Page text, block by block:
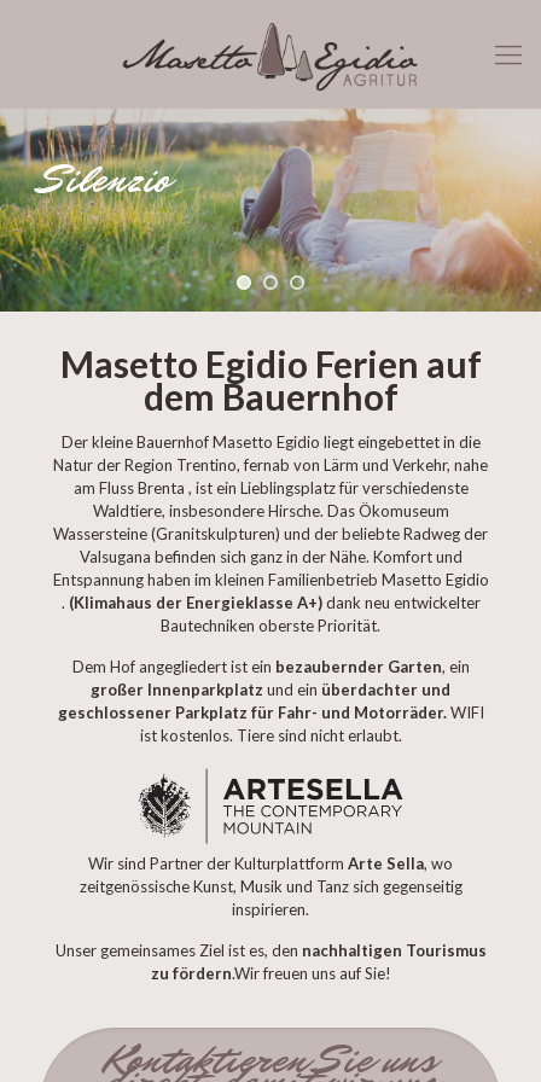
Silenzio
Masetto Egidio Ferien auf
dem Bauernhof
Der kleine Bauernhof Masetto Egidio liegt eingebettet in die
Natur der Region Trentino, fernab von Lärm und Verkehr, nahe
am Fluss Brenta , ist ein Lieblingsplatz für verschiedenste
Waldtiere, insbesondere Hirsche. Das Ökomuseum
Wassersteine (Granitskulpturen) und der beliebte Radweg der
Valsugana befinden sich ganz in der Nähe. Komfort und
Entspannung haben im kleinen Familienbetrieb Masetto Egidio
. (Klimahaus der Energieklasse A+)dank neu entwickelter
Bautechniken oberste Priorität.
Dem Hof angegliedert ist ein bezaubernder Garten, ein
großer Innenparkplatz und ein überdachter und
geschlossener Parkplatz für Fahr- und Motorräder.WIFI
ist kostenlos. Tiere sind nicht erlaubt.
Wir sind Partner der Kulturplattform Arte Sella, wo
zeitgenössische Kunst, Musik und Tanz sich gegenseitig
inspirieren.
Unser gemeinsames Ziel ist es, den nachhaltigen Tourismus
zu fördern.Wir freuen uns auf Sie!
Kontaktieren Sie uns